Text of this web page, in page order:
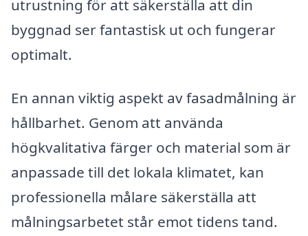
utrustning för att säkerställa att din
byggnad ser fantastisk ut och fungerar
optimalt.
En annan viktig aspekt av fasadmålning är
hållbarhet. Genom att använda
högkvalitativa färger och material som är
anpassade till det lokala klimatet, kan
professionella målare säkerställa att
målningsarbetet står emot tidens tand.